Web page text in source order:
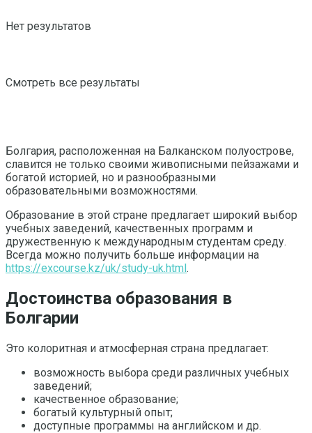
Нет результатов
Смотреть все результаты
Болгария, расположенная на Балканском полуострове,
славится не только своими живописными пейзажами и
богатой историей, но и разнообразными
образовательными возможностями.
Образование в этой стране предлагает широкий выбор
учебных заведений, качественных программ и
дружественную к международным студентам среду.
Всегда можно получить больше информации на
https://excourse.kz/uk/study-uk.html.
Достоинства образования в
Болгарии
Это колоритная и атмосферная страна предлагает:
возможность выбора среди различных учебных
заведений;
качественное образование;
богатый культурный опыт;
доступные программы на английском и др.